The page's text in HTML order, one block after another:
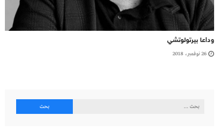
وداعا بيرتولوتشي
26 نوفمبر، 2018
البحث